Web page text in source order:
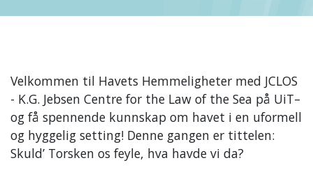
Velkommen til Havets Hemmeligheter med JCLOS
- K.G. Jebsen Centre for the Law of the Sea på UiT–
og få spennende kunnskap om havet i en uformell
og hyggelig setting! Denne gangen er tittelen:
Skuld’ Torsken os feyle, hva havde vi da?